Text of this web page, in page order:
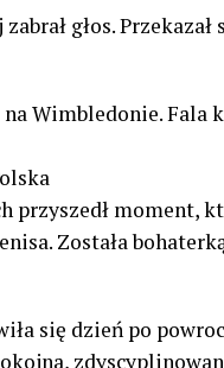
głos.
Wimbledonie. Fala
przyszedł moment,
Została
się dzień po